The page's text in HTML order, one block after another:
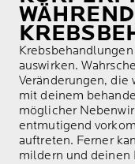
auswirken.
Veränderungen, die
mit deinem
möglicher
entmutigend
auftreten. Ferner
mildern und deinen